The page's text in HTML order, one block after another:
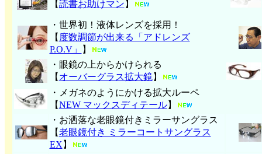
【読書お助けマン 】
・世界初！液体レンズを採用！
【 度数調節が出来る「アドレンズ
P.O.V」
】
・眼鏡の上からかけられる
【 オーバーグラス拡大鏡】
・メガネのようにかける拡大ルーペ
【NEW マックスディテール】
・お洒落な老眼鏡付きミラーサングラス
【老眼鏡付き ミラーコートサングラス
EX 】